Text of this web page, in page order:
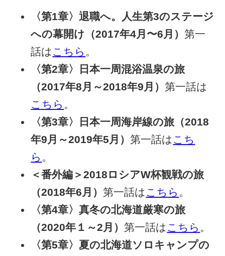
〈第1章〉退職へ。人生第3のステージ
への幕開け（2017年4月〜6月）第一
話は こちら 。
〈第2章〉日本一周混浴温泉の旅
（2017年8月～2018年9月）第一話は
こちら 。
〈第3章〉日本一周海岸線の旅（2018
年9月～2019年5月）第一話は こち
ら 。
＜番外編＞2018ロシアW杯観戦の旅
（2018年6月）第一話は こちら 。
〈第4章〉真冬の北海道厳寒の旅
（2020年１～2月）第一話は こちら 。
〈第5章〉夏の北海道ソロキャンプの